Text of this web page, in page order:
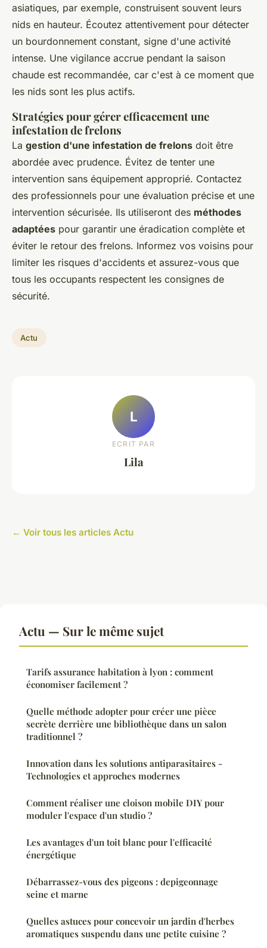
asiatiques, par exemple, construisent souvent leurs
nids en hauteur. Écoutez attentivement pour détecter
un bourdonnement constant, signe d'une activité
intense. Une vigilance accrue pendant la saison
chaude est recommandée, car c'est à ce moment que
les nids sont les plus actifs.
Stratégies pour gérer efficacement une
infestation de frelons
La gestion d'une infestation de frelons doit être
abordée avec prudence. Évitez de tenter une
intervention sans équipement approprié. Contactez
des professionnels pour une évaluation précise et une
intervention sécurisée. Ils utiliseront des méthodes
adaptées pour garantir une éradication complète et
éviter le retour des frelons. Informez vos voisins pour
limiter les risques d'accidents et assurez-vous que
tous les occupants respectent les consignes de
sécurité.
Actu
L
ECRIT PAR
Lila
← Voir tous les articles Actu
Actu — Sur le même sujet
Tarifs assurance habitation à lyon : comment
économiser facilement ?
Quelle méthode adopter pour créer une pièce
secrète derrière une bibliothèque dans un salon
traditionnel ?
Innovation dans les solutions antiparasitaires -
Technologies et approches modernes
Comment réaliser une cloison mobile DIY pour
moduler l'espace d'un studio ?
Les avantages d'un toit blanc pour l'efficacité
énergétique
Débarrassez-vous des pigeons : depigeonnage
seine et marne
Quelles astuces pour concevoir un jardin d'herbes
aromatiques suspendu dans une petite cuisine ?